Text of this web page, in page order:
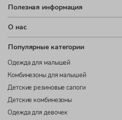
Полезная информация
О нас
Популярные категории
Одежда для малышей
Комбинезоны для малышей
Детские резиновые сапоги
Детские комбинезоны
Одежда для девочек